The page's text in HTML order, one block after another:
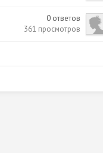
0 ответов
361 просмотров